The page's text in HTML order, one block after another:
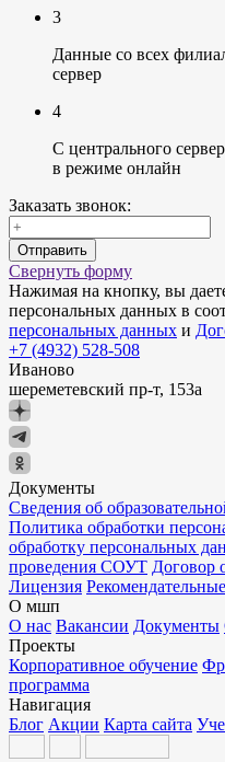
3
Данные со всех
сервер
4
С центрального
в режиме онлайн
Заказать звонок:
Отправить
Свернуть форму
Нажимая на кнопку, вы
персональных данных в
персональных данных и
+7 (4932) 528-508
Иваново
шереметевский пр-т, 153а
Документы
Сведения об
Политика обработки
обработку персональных
проведения СОУТ Договор
Лицензия
О мшп
О нас Вакансии Документы
Проекты
Корпоративное обучение
программа
Навигация
Блог Акции Карта сайта